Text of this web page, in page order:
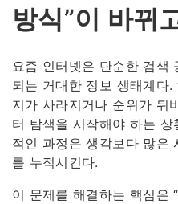
방식”이 바뀌
요즘 인터넷은 단순한 검색
되는 거대한 정보 생태계다
지가 사라지거나 순위가 뒤
터 탐색을 시작해야 하는
적인 과정은 생각보다 많은
를 누적시킨다.
이 문제를 해결하는 핵심은